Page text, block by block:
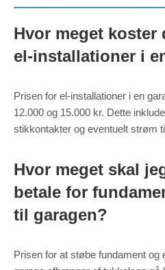
Hvor meget koster
el-installationer i
Prisen for el-installationer i en
12.000 og 15.000 kr. Dette
stikkontakter og eventuelt strøm
Hvor meget skal
betale for
til garagen?
Prisen for at støbe fundament og